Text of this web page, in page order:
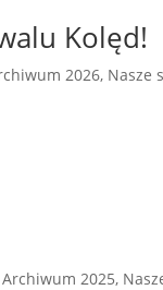
Kolęd!
2026, Nasze
Archiwum 2025,